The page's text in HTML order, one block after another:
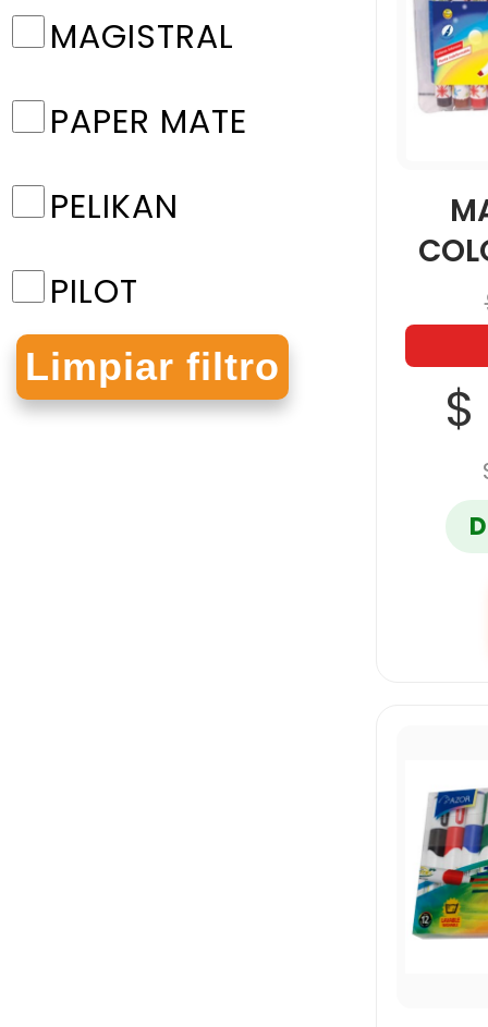
MAGISTRAL
PAPER MATE
PELIKAN
PILOT
SHARPIE
$